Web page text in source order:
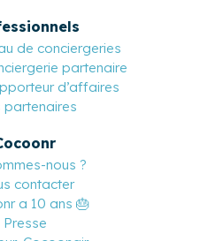
de conciergeries
partenaire
d’affaires
partenaires
nous ?
contacter
a 10 ans 🎂
Presse